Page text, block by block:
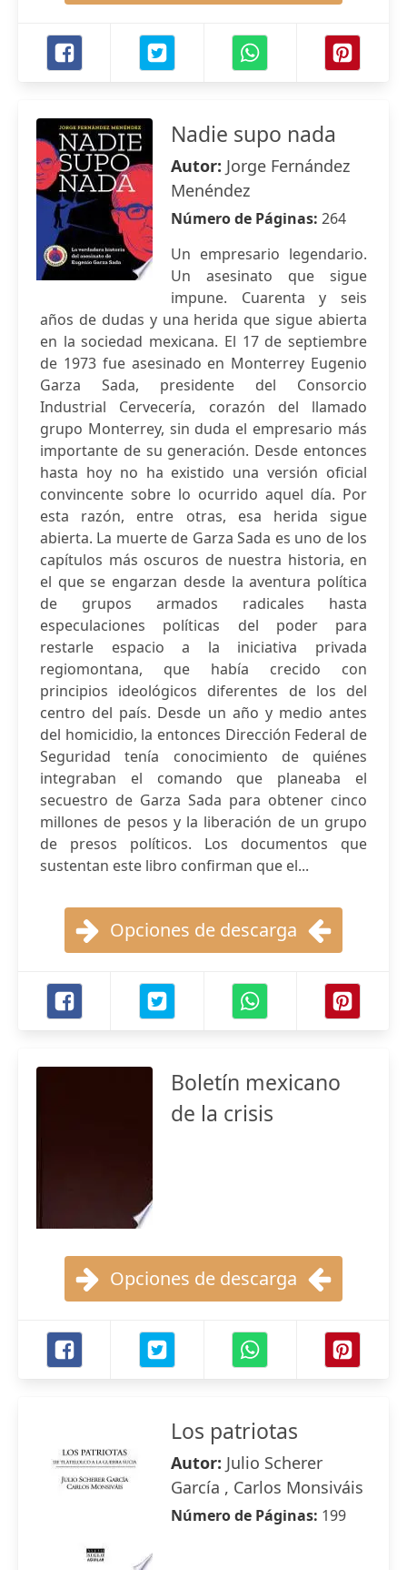
Nadie supo nada
Autor: Jorge Fernández
Menéndez
Número de Páginas: 264
Un empresario legendario.
Un asesinato que sigue
impune. Cuarenta y seis
años de dudas y una herida que sigue abierta
en la sociedad mexicana. El 17 de septiembre
de 1973 fue asesinado en Monterrey Eugenio
Garza Sada, presidente del Consorcio
Industrial Cervecería, corazón del llamado
grupo Monterrey, sin duda el empresario más
importante de su generación. Desde entonces
hasta hoy no ha existido una versión oficial
convincente sobre lo ocurrido aquel día. Por
esta razón, entre otras, esa herida sigue
abierta. La muerte de Garza Sada es uno de los
capítulos más oscuros de nuestra historia, en
el que se engarzan desde la aventura política
de grupos armados radicales hasta
especulaciones políticas del poder para
restarle espacio a la iniciativa privada
regiomontana, que había crecido con
principios ideológicos diferentes de los del
centro del país. Desde un año y medio antes
del homicidio, la entonces Dirección Federal de
Seguridad tenía conocimiento de quiénes
integraban el comando que planeaba el
secuestro de Garza Sada para obtener cinco
millones de pesos y la liberación de un grupo
de presos políticos. Los documentos que
sustentan este libro confirman que el...
Opciones de descarga
Boletín mexicano
de la crisis
Opciones de descarga
Los patriotas
Autor: Julio Scherer
García , Carlos Monsiváis
Número de Páginas: 199